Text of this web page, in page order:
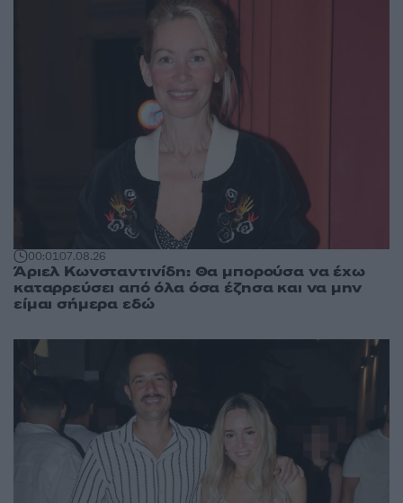
00:0107.08.26
Άριελ Κωνσταντινίδη: Θα μπορούσα να έχω
καταρρεύσει από όλα όσα έζησα και να μην
είμαι σήμερα εδώ